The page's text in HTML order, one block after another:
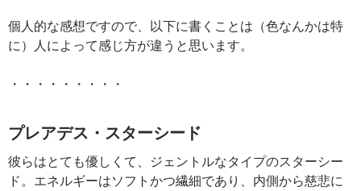
個人的な感想ですので、以下に書くことは（色なんかは特
に）人によって感じ方が違うと思います。
・・・・・・・・・
プレアデス・スターシード
彼らはとても優しくて、ジェントルなタイプのスターシー
ド。エネルギーはソフトかつ繊細であり、内側から慈悲に